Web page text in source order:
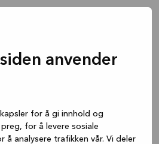
anvender
for å gi innhold og
for å levere sosiale
å analysere trafikken vår. Vi deler